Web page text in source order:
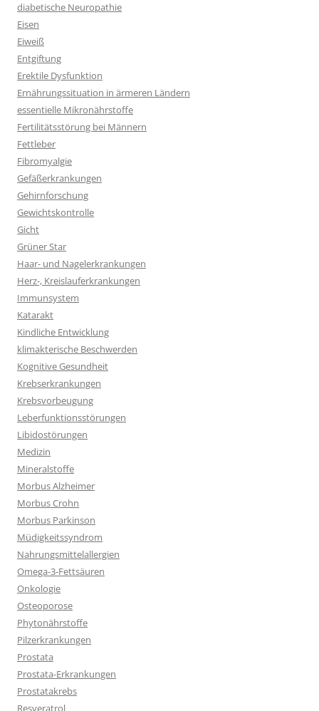
diabetische Neuropathie
Eisen
Eiweiß
Entgiftung
Erektile Dysfunktion
Ernährungssituation in ärmeren Ländern
essentielle Mikronährstoffe
Fertilitätsstörung bei Männern
Fettleber
Fibromyalgie
Gefäßerkrankungen
Gehirnforschung
Gewichtskontrolle
Gicht
Grüner Star
Haar- und Nagelerkrankungen
Herz-, Kreislauferkrankungen
Immunsystem
Katarakt
Kindliche Entwicklung
klimakterische Beschwerden
Kognitive Gesundheit
Krebserkrankungen
Krebsvorbeugung
Leberfunktionsstörungen
Libidostörungen
Medizin
Mineralstoffe
Morbus Alzheimer
Morbus Crohn
Morbus Parkinson
Müdigkeitssyndrom
Nahrungsmittelallergien
Omega-3-Fettsäuren
Onkologie
Osteoporose
Phytonährstoffe
Pilzerkrankungen
Prostata
Prostata-Erkrankungen
Prostatakrebs